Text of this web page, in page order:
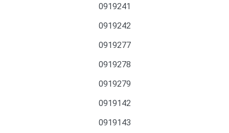
0919241
0919242
0919277
0919278
0919279
0919142
0919143